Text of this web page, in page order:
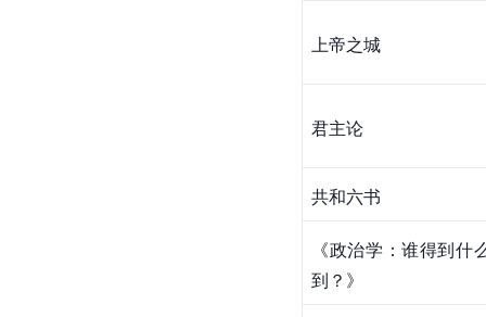
上帝之城
君主论
共和六书
《政治学：谁得到什
到？》